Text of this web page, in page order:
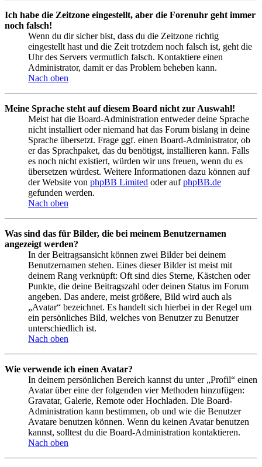
Ich habe die Zeitzone eingestellt, aber die Forenuhr geht immer
noch falsch!
Wenn du dir sicher bist, dass du die Zeitzone richtig
eingestellt hast und die Zeit trotzdem noch falsch ist, geht die
Uhr des Servers vermutlich falsch. Kontaktiere einen
Administrator, damit er das Problem beheben kann.
Nach oben
Meine Sprache steht auf diesem Board nicht zur Auswahl!
Meist hat die Board-Administration entweder deine Sprache
nicht installiert oder niemand hat das Forum bislang in deine
Sprache übersetzt. Frage ggf. einen Board-Administrator, ob
er das Sprachpaket, das du benötigst, installieren kann. Falls
es noch nicht existiert, würden wir uns freuen, wenn du es
übersetzen würdest. Weitere Informationen dazu können auf
der Website von phpBB Limited oder aufphpBB.de
gefunden werden.
Nach oben
Was sind das für Bilder, die bei meinem Benutzernamen
angezeigt werden?
In der Beitragsansicht können zwei Bilder bei deinem
Benutzernamen stehen. Eines dieser Bilder ist meist mit
deinem Rang verknüpft: Oft sind dies Sterne, Kästchen oder
Punkte, die deine Beitragszahl oder deinen Status im Forum
angeben. Das andere, meist größere, Bild wird auch als
„Avatar“ bezeichnet. Es handelt sich hierbei in der Regel um
ein persönliches Bild, welches von Benutzer zu Benutzer
unterschiedlich ist.
Nach oben
Wie verwende ich einen Avatar?
In deinem persönlichen Bereich kannst du unter „Profil“ einen
Avatar über eine der folgenden vier Methoden hinzufügen:
Gravatar, Galerie, Remote oder Hochladen. Die Board-
Administration kann bestimmen, ob und wie die Benutzer
Avatare benutzen können. Wenn du keinen Avatar benutzen
kannst, solltest du die Board-Administration kontaktieren.
Nach oben